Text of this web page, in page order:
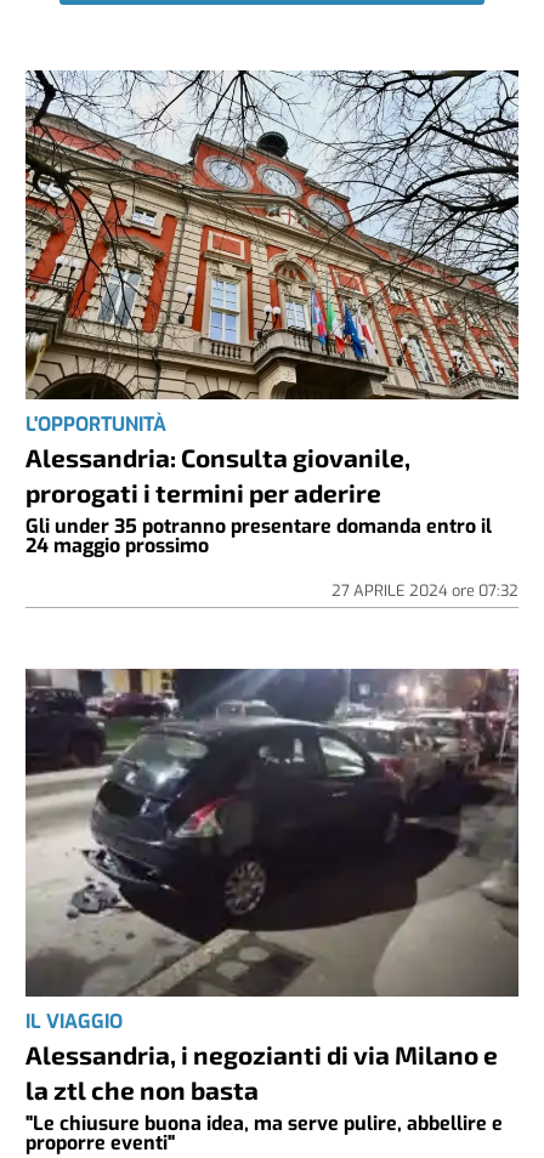
L'OPPORTUNITÀ
Alessandria: Consulta giovanile,
prorogati i termini per aderire
Gli under 35 potranno presentare domanda entro il
24 maggio prossimo
27 APRILE 2024ore 07:32
IL VIAGGIO
Alessandria, i negozianti di via Milano e
la ztl che non basta
"Le chiusure buona idea, ma serve pulire, abbellire e
proporre eventi"